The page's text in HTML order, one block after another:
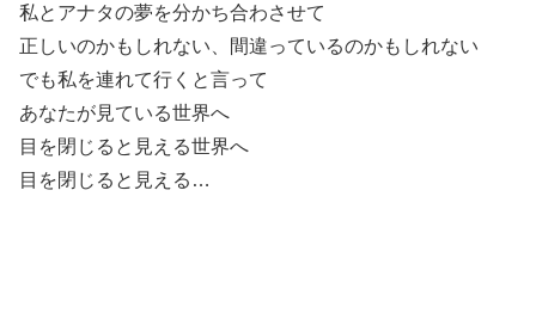
私とアナタの夢を分かち合わさせて
正しいのかもしれない、間違っているのかもしれない
でも私を連れて行くと言って
あなたが見ている世界へ
目を閉じると見える世界へ
目を閉じると見える…